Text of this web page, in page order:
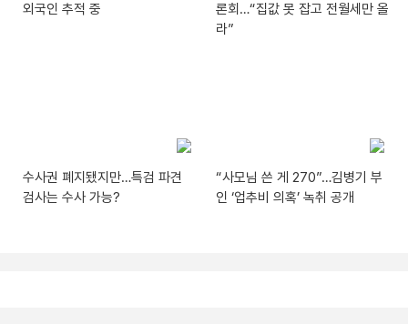
외국인 추적 중
론회…“집값 못 잡고 전월세만 올
라”
수사권 폐지됐지만…특검 파견
검사는 수사 가능?
“사모님 쓴 게 270”…김병기 부
인 ‘업추비 의혹’ 녹취 공개